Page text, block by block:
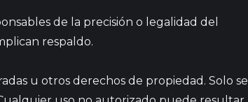
de la precisión o legalidad del
respaldo.
u otros derechos de propiedad. Solo se